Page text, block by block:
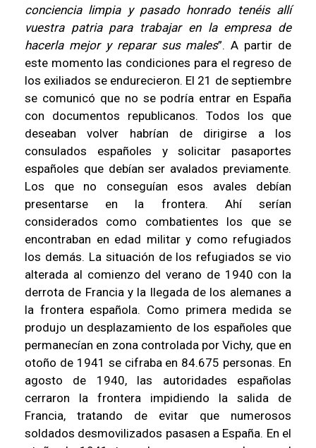
conciencia limpia y pasado honrado tenéis allí
vuestra patria para trabajar en la empresa de
hacerla mejor y reparar sus males”. A partir de
este momento las condiciones para el regreso de
los exiliados se endurecieron. El 21 de septiembre
se comunicó que no se podría entrar en España
con documentos republicanos. Todos los que
deseaban volver habrían de dirigirse a los
consulados españoles y solicitar pasaportes
españoles que debían ser avalados previamente.
Los que no conseguían esos avales debían
presentarse en la frontera. Ahí serían
considerados como combatientes los que se
encontraban en edad militar y como refugiados
los demás. La situación de los refugiados se vio
alterada al comienzo del verano de 1940 con la
derrota de Francia y la llegada de los alemanes a
la frontera española. Como primera medida se
produjo un desplazamiento de los españoles que
permanecían en zona controlada por Vichy, que en
otoño de 1941 se cifraba en 84.675 personas. En
agosto de 1940, las autoridades españolas
cerraron la frontera impidiendo la salida de
Francia, tratando de evitar que numerosos
soldados desmovilizados pasasen a España. En el